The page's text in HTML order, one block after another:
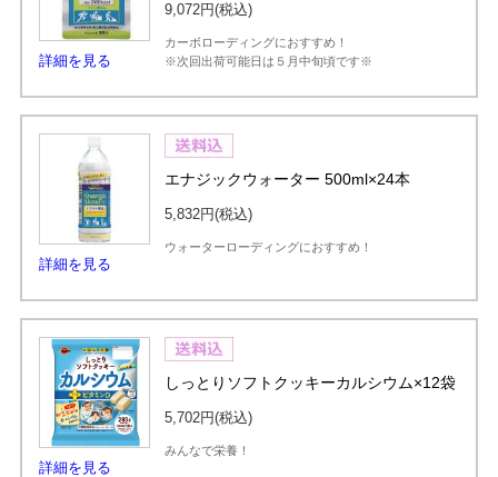
詳細を見る
9,072円(税込)
カーボローディングにおすすめ！
※次回出荷可能日は５月中旬頃です※
詳細を見る
エナジックウォーター 500ml×24本
5,832円(税込)
ウォーターローディングにおすすめ！
詳細を見る
しっとりソフトクッキーカルシウム×12袋
5,702円(税込)
みんなで栄養！